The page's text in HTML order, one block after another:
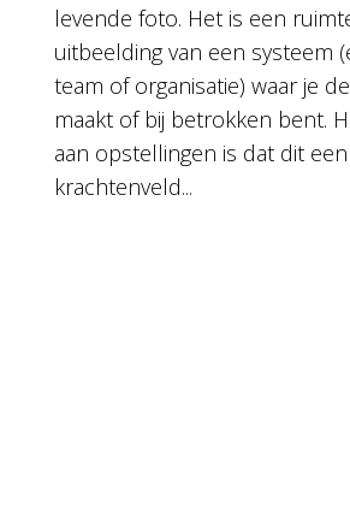
levende foto. Het is een
uitbeelding van een systeem
team of organisatie) waar je
maakt of bij betrokken bent.
aan opstellingen is dat dit
krachtenveld...